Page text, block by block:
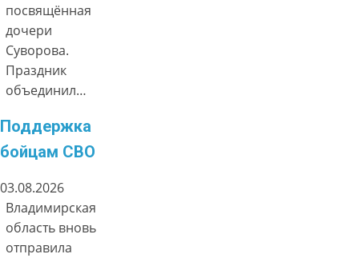
посвящённая
дочери
Суворова.
Праздник
объединил…
Поддержка
бойцам СВО
03.08.2026
Владимирская
область вновь
отправила